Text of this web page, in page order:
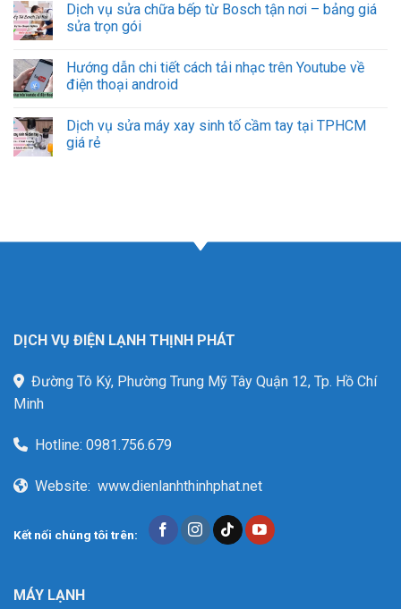
Dịch vụ sửa chữa bếp từ Bosch tận nơi – bảng giá
sửa trọn gói
Hướng dẫn chi tiết cách tải nhạc trên Youtube về
điện thoại android
Dịch vụ sửa máy xay sinh tố cầm tay tại TPHCM
giá rẻ
DỊCH VỤ ĐIỆN LẠNH THỊNH PHÁT
Đường Tô Ký, Phường Trung Mỹ Tây Quận 12, Tp. Hồ Chí
Minh
Hotline: 0981.756.679
Website: www.dienlanhthinhphat.net
Kết nối chúng tôi trên:
MÁY LẠNH